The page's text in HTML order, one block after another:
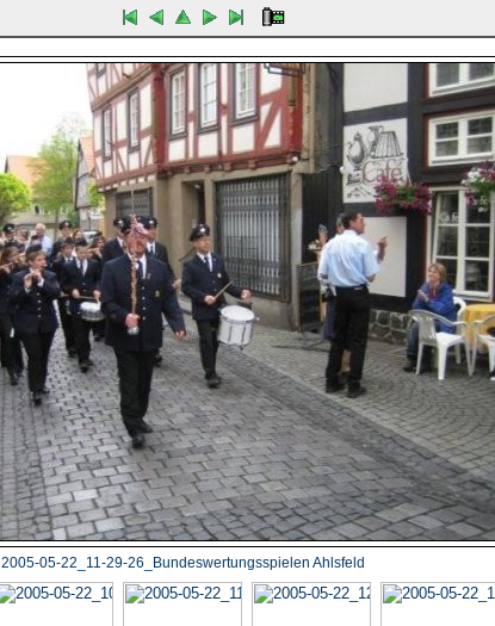
2005-05-22_11-29-26_Bundeswertungsspielen Ahlsfeld